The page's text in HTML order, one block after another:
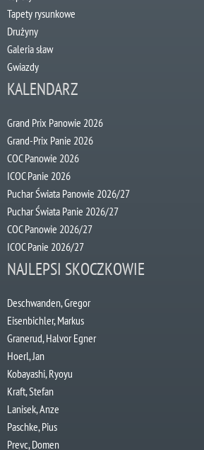
Tapety rysunkowe
Drużyny
Galeria sław
Gwiazdy
KALENDARZ
Grand Prix Panowie 2026
Grand-Prix Panie 2026
COC Panowie 2026
ICOC Panie 2026
Puchar Świata Panowie 2026/27
Puchar Świata Panie 2026/27
COC Panowie 2026/27
ICOC Panie 2026/27
NAJLEPSI SKOCZKOWIE
Deschwanden, Gregor
Eisenbichler, Markus
Granerud, Halvor Egner
Hoerl, Jan
Kobayashi, Ryoyu
Kraft, Stefan
Lanisek, Anze
Paschke, Pius
Prevc, Domen